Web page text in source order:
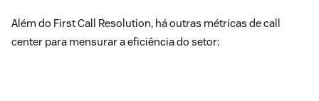
Além do First Call Resolution, há outras métricas de call
center para mensurar a eficiência do setor: